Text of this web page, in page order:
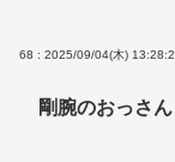
68 : 2025/09/04(木)
剛腕のおっさん